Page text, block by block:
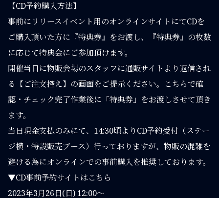
【CD予約購入方法】
事前にリリースイベント用のオンラインサイトにてCDを
ご購入頂いた方に『特典券』をお渡し、『特典券』の枚数
に応じて特典会にご参加頂けます。
開催当日に物販会場のスタッフに通販サイトより返信され
る【ご注文控え】の画面をご提示ください。こちらで確
認・チェック完了作業後に「特典券」をお渡しさせて頂き
ます。
当日現金支払のみにて、14:30頃よりCD予約受付（ステー
ジ横・特設販売ブース）行っておりますが、物販の混雑を
避ける為にオンラインでの事前購入を推奨しております。
▼CD事前予約サイトはこちら
2023年3月26日(日) 12:00〜